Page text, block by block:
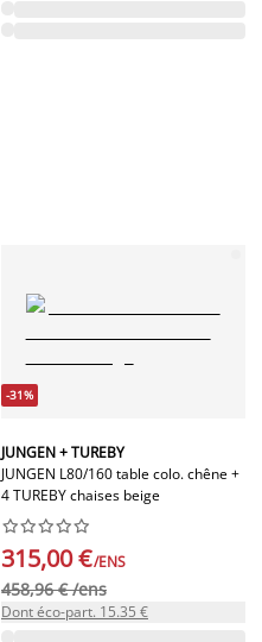
-31%
JUNGEN + TUREBY
JUNGEN L80/160 table colo. chêne +
4 TUREBY chaises beige






315,00 €/ENS
458,96 € /ens
Dont éco-part. 15.35 €